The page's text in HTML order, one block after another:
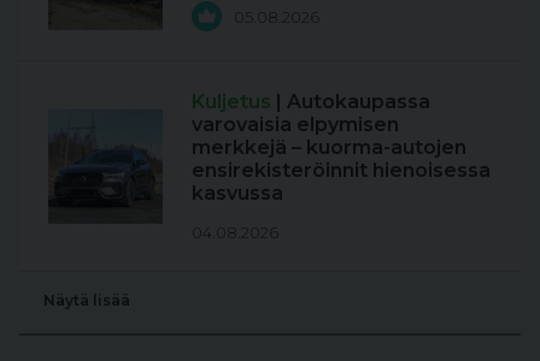
05.08.2026
Kuljetus | Autokaupassa
varovaisia elpymisen
merkkejä – kuorma-autojen
ensirekisteröinnit hienoisessa
kasvussa
04.08.2026
Näytä lisää